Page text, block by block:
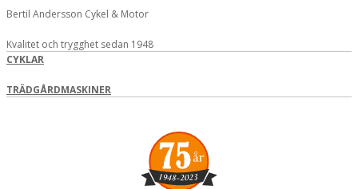
Hoppa
innehåll
Bertil Andersson Cykel & Motor
Kvalitet och trygghet sedan 1948
CYKLAR
TRÄDGÅRDMASKINER